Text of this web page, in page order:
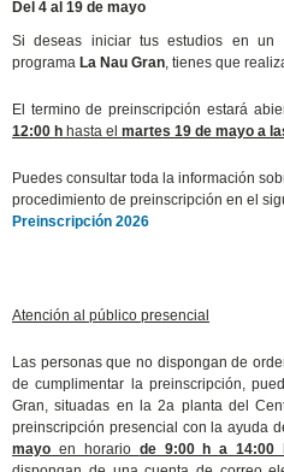
Del 4 al 19 de mayo
Si deseas iniciar tus estudios en
programa La Nau Gran, tienes que
El termino de preinscripción estará
12:00 h hasta elmartes 19 de mayo a
Puedes consultar toda la información
procedimiento de preinscripción en el
Preinscripción 2026
Atención al público presencial
Las personas que no dispongan de
de cumplimentar la preinscripción,
Gran, situadas en la 2a planta del
preinscripción presencial con la ayuda
mayo en horario de 9:00 h a 14:00